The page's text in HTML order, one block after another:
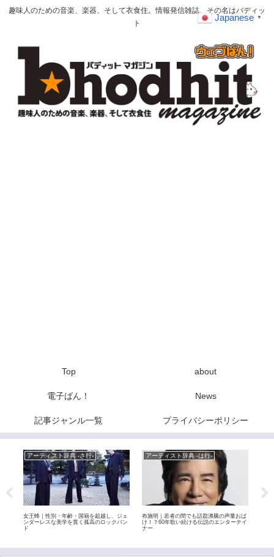
趣味人のための音楽、楽器、そして衣食住。情報発信雑誌、その名はバディッ
ト
Top about
電子ばん！ News
記事ジャンル一覧 プライバシーポリシー
アーティスト辞典 -さ行-
女王蜂｜性別・年齢・国籍を超越し、ジェ
ンダーレスな美学を貫く孤高のロックバン
ド
アーティスト辞典 -は行-
布施明｜若者の間でも話題沸騰の声量おば
け！？60年歌い続ける伝説のエンターテイ
ナー
Japanese ▼